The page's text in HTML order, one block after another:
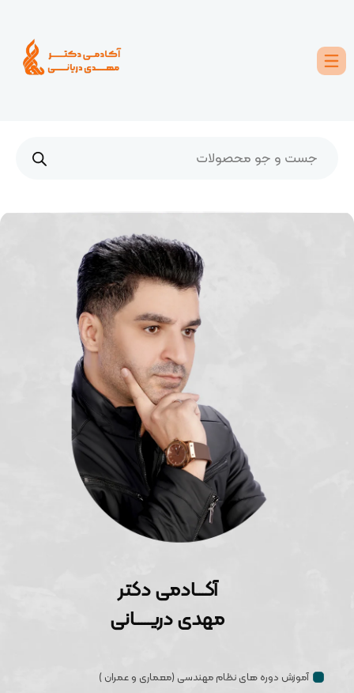
آکـــادمی دکتر
مهدی دریـــــانی
آموزش دوره های نظام مهندسی (معماری و عمران )